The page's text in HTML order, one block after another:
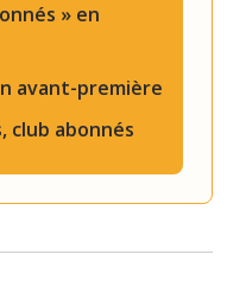
» en
avant-première
club abonnés